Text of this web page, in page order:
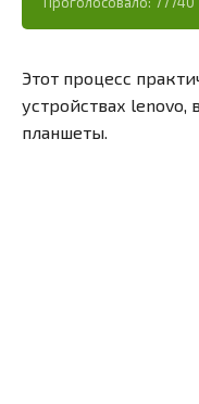
Этот процесс
устройствах
планшеты.